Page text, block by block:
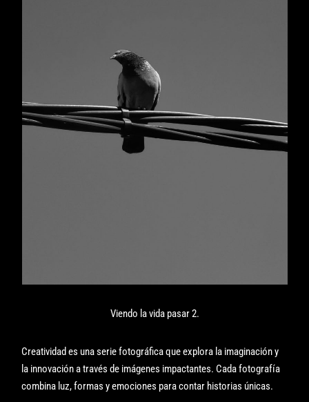
Viendo la vida pasar 2.
Creatividad es una serie fotográfica que explora la imaginación y
la innovación a través de imágenes impactantes. Cada fotografía
combina luz, formas y emociones para contar historias únicas.